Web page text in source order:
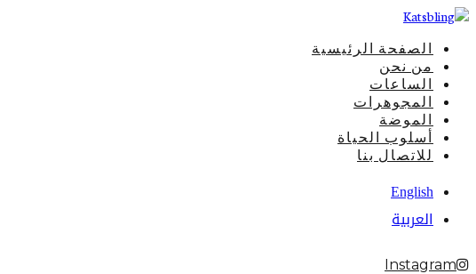
الصفحة الرئيسية
من نحن
الساعات
المجوهرات
الموضة
أسلوب الحياة
للاتصال بنا
English
العربية
Instagram